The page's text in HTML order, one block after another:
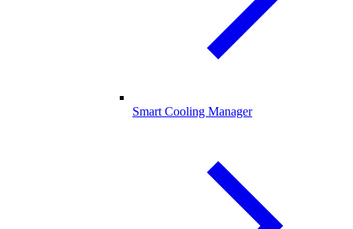
Smart Cooling Manager